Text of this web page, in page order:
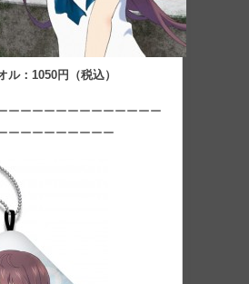
ル：1050円（税込）
ーーーーーーーーーーーーー
ーーーーーーーーー